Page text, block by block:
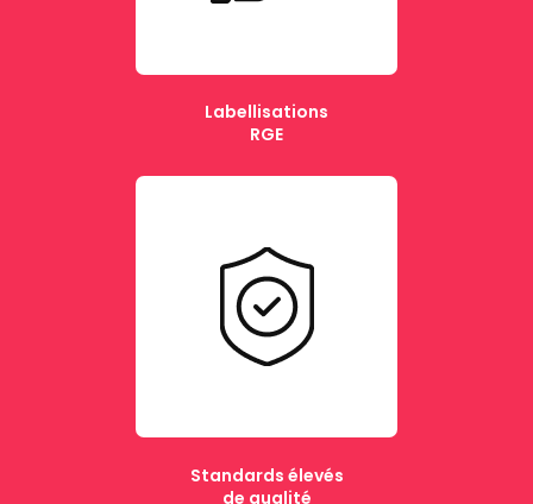
Labellisations
RGE
Standards élevés
de qualité